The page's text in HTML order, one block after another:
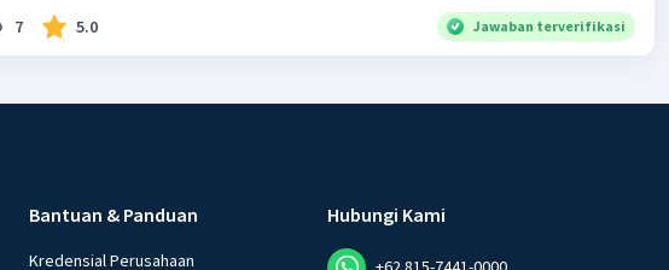
7 5.0 Jawaban terverifikasi
Bantuan & Panduan
Kredensial Perusahaan
Hubungi Kami